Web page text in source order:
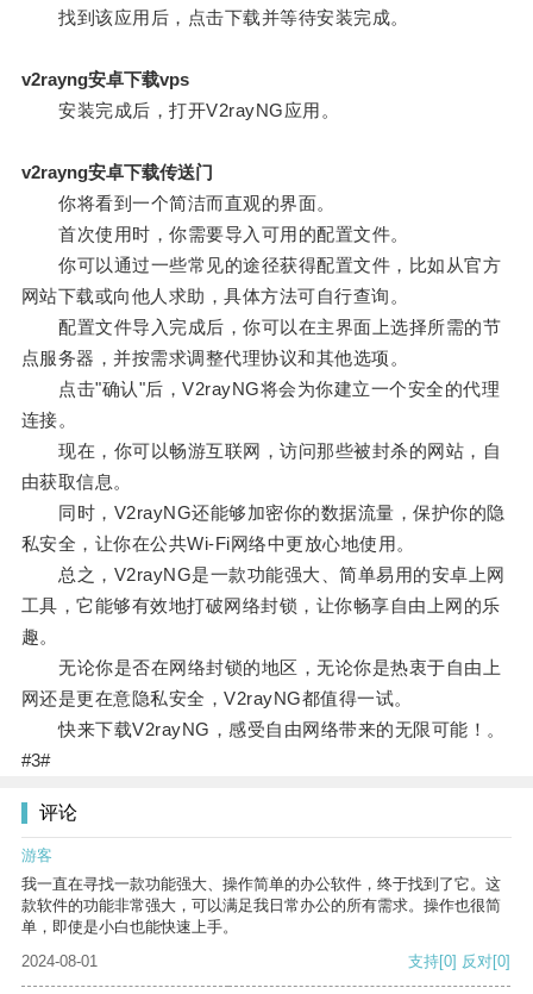
找到该应用后，点击下载并等待安装完成。
v2rayng安卓下载vps
安装完成后，打开V2rayNG应用。
v2rayng安卓下载传送门
你将看到一个简洁而直观的界面。
首次使用时，你需要导入可用的配置文件。
你可以通过一些常见的途径获得配置文件，比如从官方
网站下载或向他人求助，具体方法可自行查询。
配置文件导入完成后，你可以在主界面上选择所需的节
点服务器，并按需求调整代理协议和其他选项。
点击"确认"后，V2rayNG将会为你建立一个安全的代理
连接。
现在，你可以畅游互联网，访问那些被封杀的网站，自
由获取信息。
同时，V2rayNG还能够加密你的数据流量，保护你的隐
私安全，让你在公共Wi-Fi网络中更放心地使用。
总之，V2rayNG是一款功能强大、简单易用的安卓上网
工具，它能够有效地打破网络封锁，让你畅享自由上网的乐
趣。
无论你是否在网络封锁的地区，无论你是热衷于自由上
网还是更在意隐私安全，V2rayNG都值得一试。
快来下载V2rayNG，感受自由网络带来的无限可能！。
#3#
评论
游客
我一直在寻找一款功能强大、操作简单的办公软件，终于找到了它。这
款软件的功能非常强大，可以满足我日常办公的所有需求。操作也很简
单，即使是小白也能快速上手。
2024-08-01
支持[0] 反对[0]